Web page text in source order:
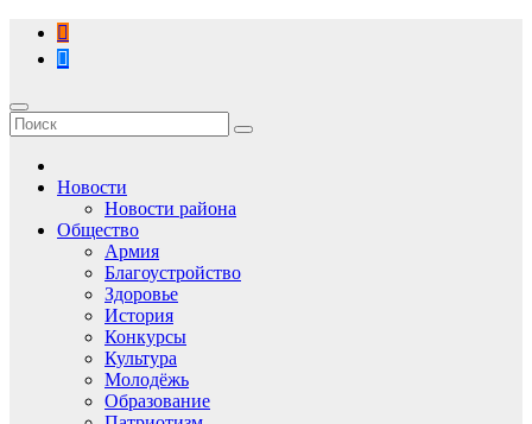
Перейти
содержимому
Новости
Новости района
Общество
Армия
Благоустройство
Здоровье
История
Конкурсы
Культура
Молодёжь
Образование